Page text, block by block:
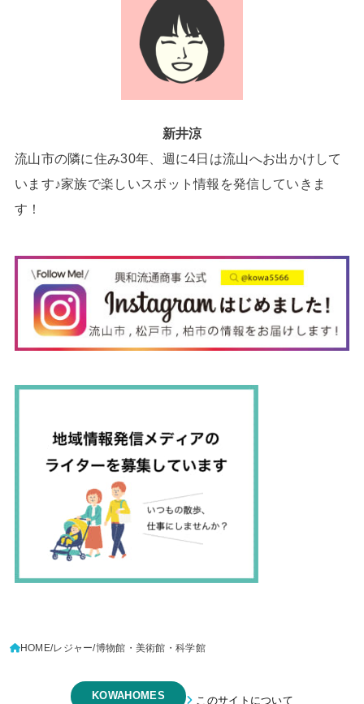
新井涼
流山市の隣に住み30年、週に4日は流山へお出かけして
います♪家族で楽しいスポット情報を発信していきま
す！
HOME レジャー 博物館・美術館・科学館
KOWAHOMES このサイトについて